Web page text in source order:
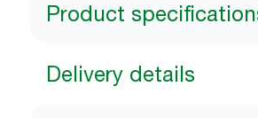
Product
Delivery details